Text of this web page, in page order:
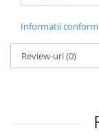
Informatii
Review-uri(0)